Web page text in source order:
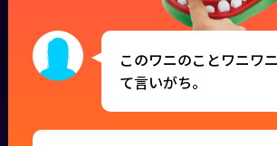
このワニのことワニワ
て言いがち。